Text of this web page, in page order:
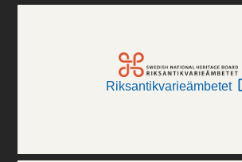
Riksantikvarieämbetet